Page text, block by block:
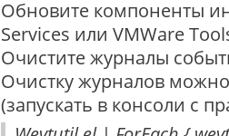
Обновите компоненты
Services или VMWare
Очистите журналы
Очистку журналов
(запускать в консоли с